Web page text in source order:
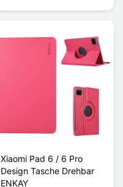
Xiaomi Pad 6 / 6 Pro
Design Tasche Drehbar
ENKAY